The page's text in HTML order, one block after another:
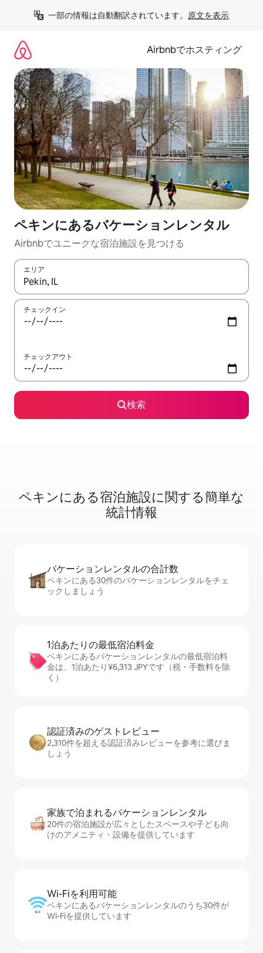
一部の情報は自動翻訳されています。 原文を表示
Airbnbでホスティング
ペキンにあるバケーションレンタル
Airbnbでユニークな宿泊施設を見つける
エリア
検索結果が表示されたら、上下の矢印キーを使って移動するか
チェックイン
チェックアウト
検索
ペキンに⁠あ⁠る宿⁠泊⁠施⁠設⁠に関⁠す⁠る簡⁠単⁠な
統⁠計⁠情⁠報
バケーションレ⁠ン⁠タ⁠ル⁠の合⁠計⁠数
ペキンにある30件のバケーションレンタルをチェ
ックしましょう
1泊あたりの最⁠低⁠宿⁠泊⁠料⁠金
ペキンにあるバケーションレンタルの最低宿泊料
金は、1泊あたり¥6,313 JPYです（税・手数料を除
く）
認証済みのゲ⁠ス⁠ト⁠レ⁠ビ⁠ュ⁠ー
2,310件を超える認証済みレビューを参考に選びま
しょう
家族で泊まれるバ⁠ケ⁠ー⁠シ⁠ョ⁠ンレ⁠ン⁠タ⁠ル
20件の宿泊施設が広々としたスペースや子ども向
けのアメニティ・設備を提供しています
Wi-Fiを利⁠用⁠可⁠能
ペキンにあるバケーションレンタルのうち30件が
Wi-Fiを提供しています